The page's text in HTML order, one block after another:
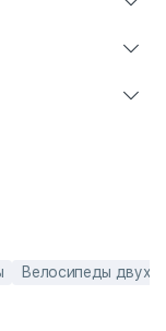
Велосипеды